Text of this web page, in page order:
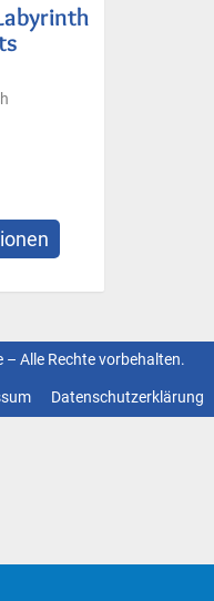
Alle Rechte vorbehalten.
Datenschutzerklärung